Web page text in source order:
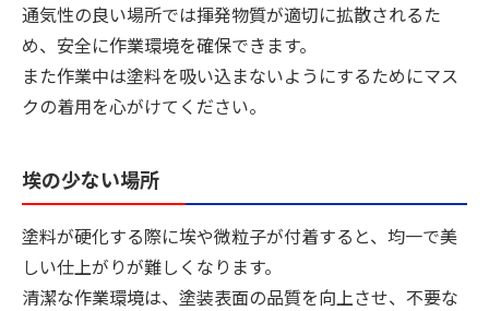
通気性の良い場所では揮発物質が適切に拡散されるた
め、安全に作業環境を確保できます。
また作業中は塗料を吸い込まないようにするためにマス
クの着用を心がけてください。
埃の少ない場所
塗料が硬化する際に埃や微粒子が付着すると、均一で美
しい仕上がりが難しくなります。
清潔な作業環境は、塗装表面の品質を向上させ、不要な